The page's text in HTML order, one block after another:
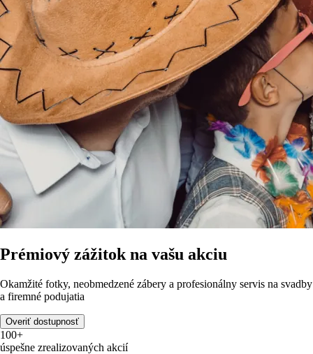
Prémiový zážitok na vašu akciu
Okamžité fotky, neobmedzené zábery a profesionálny servis na svadby
a firemné podujatia
Overiť dostupnosť
100+
úspešne zrealizovaných akcií